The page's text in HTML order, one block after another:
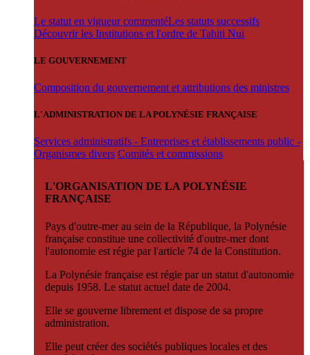
Le statut en vigueur commentéLes statuts successifs
Découvrir les Institutions et l'ordre de Tahiti Nui
LE GOUVERNEMENT
Composition du gouvernement et attributions des ministres
L'ADMINISTRATION DE LA POLYNÉSIE FRANÇAISE
Services administratifs - Entreprises et établissements public -
Organismes divers Comités et commissions
L'ORGANISATION DE LA POLYNÉSIE
FRANÇAISE
Pays d'outre-mer au sein de la République, la Polynésie
française constitue une collectivité d'outre-mer dont
l'autonomie est régie par l'article 74 de la Constitution.
La Polynésie française est régie par un statut d'autonomie
depuis 1958. Le statut actuel date de 2004.
Elle se gouverne librement et dispose de sa propre
administration.
Elle peut créer des sociétés publiques locales et des